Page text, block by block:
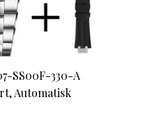
SS00F-330-A
Automatisk